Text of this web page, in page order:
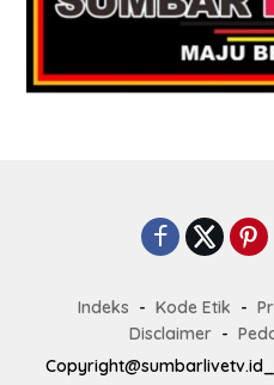
Indeks Kode Etik
Disclaimer